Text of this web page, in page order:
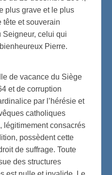
plus grave et le plus
tête et souverain
Seigneur, celui qui
Pierre.
de vacance du Siège
et de corruption
par l’hérésie et
catholiques
légitimement consacrés
possèdent cette
de suffrage. Toute
des structures